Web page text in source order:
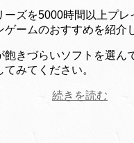
ーズを5000時間以上プレ
ゲームのおすすめを紹介
飽きづらいソフトを選ん
みてください。
続きを読む